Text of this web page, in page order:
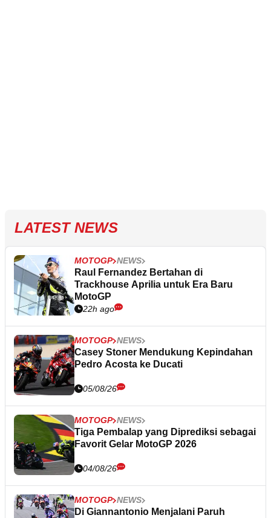
LATEST NEWS
MOTOGP NEWS
Raul Fernandez Bertahan di
Trackhouse Aprilia untuk Era Baru
MotoGP
22h ago
MOTOGP NEWS
Casey Stoner Mendukung Kepindahan
Pedro Acosta ke Ducati
05/08/26
MOTOGP NEWS
Tiga Pembalap yang Diprediksi sebagai
Favorit Gelar MotoGP 2026
04/08/26
MOTOGP NEWS
Di Giannantonio Menjalani Paruh